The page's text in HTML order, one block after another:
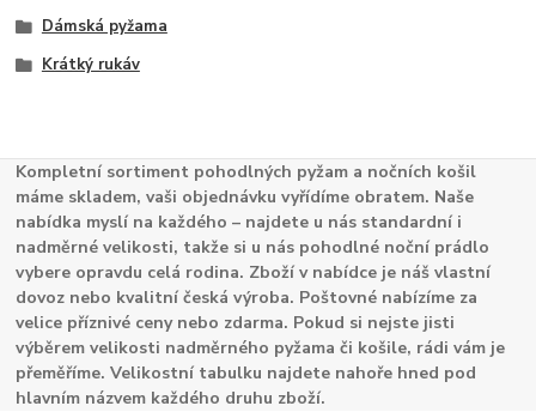
Dámská pyžama
Krátký rukáv
Kompletní sortiment pohodlných pyžam a nočních košil
máme skladem, vaši objednávku vyřídíme obratem. Naše
nabídka myslí na každého – najdete u nás standardní i
nadměrné velikosti, takže si u nás pohodlné noční prádlo
vybere opravdu celá rodina. Zboží v nabídce je náš vlastní
dovoz nebo kvalitní česká výroba. Poštovné nabízíme za
velice příznivé ceny nebo zdarma. Pokud si nejste jisti
výběrem velikosti nadměrného pyžama či košile, rádi vám je
přeměříme. Velikostní tabulku najdete nahoře hned pod
hlavním názvem každého druhu zboží.